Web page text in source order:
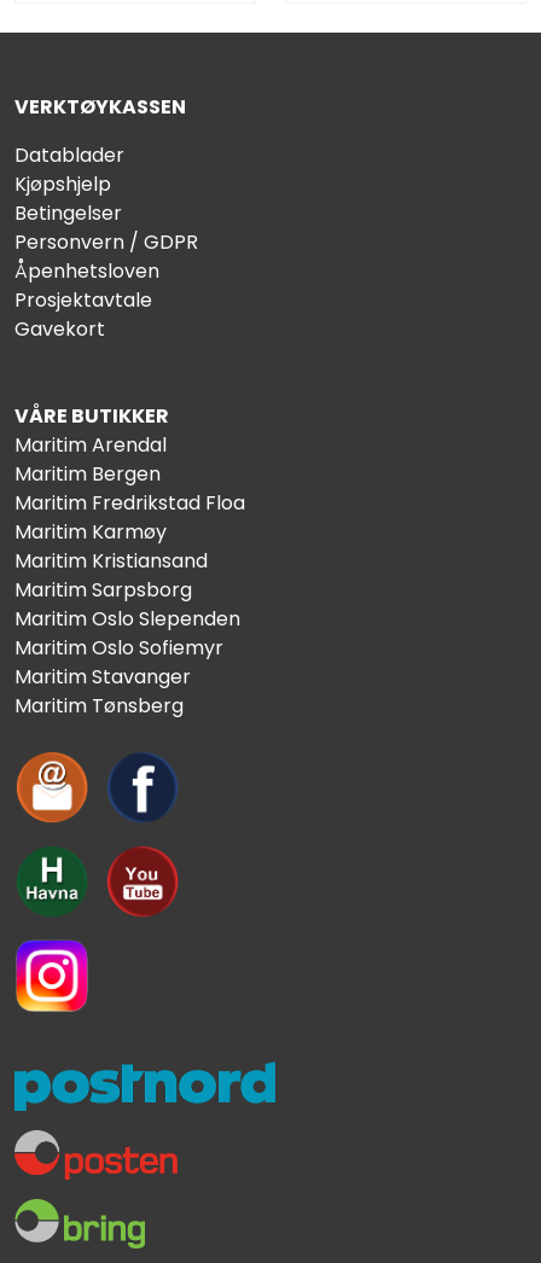
VERKTØYKASSEN
Datablader
Kjøpshjelp
Betingelser
Personvern / GDPR
Åpenhetsloven
Prosjektavtale
Gavekort
VÅRE BUTIKKER
Maritim Arendal
Maritim Bergen
Maritim Fredrikstad Floa
Maritim Karmøy
Maritim Kristiansand
Maritim Sarpsborg
Maritim Oslo Slependen
Maritim Oslo Sofiemyr
Maritim Stavanger
Maritim Tønsberg